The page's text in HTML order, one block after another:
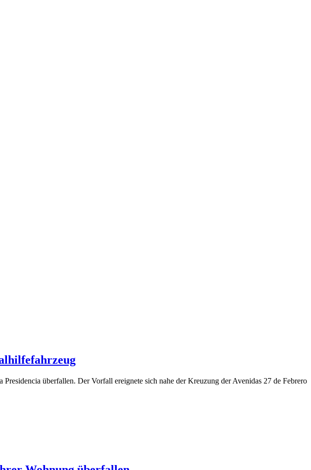
überfallen. Der Vorfall ereignete sich nahe der Kreuzung der Avenidas 27 de Febrero